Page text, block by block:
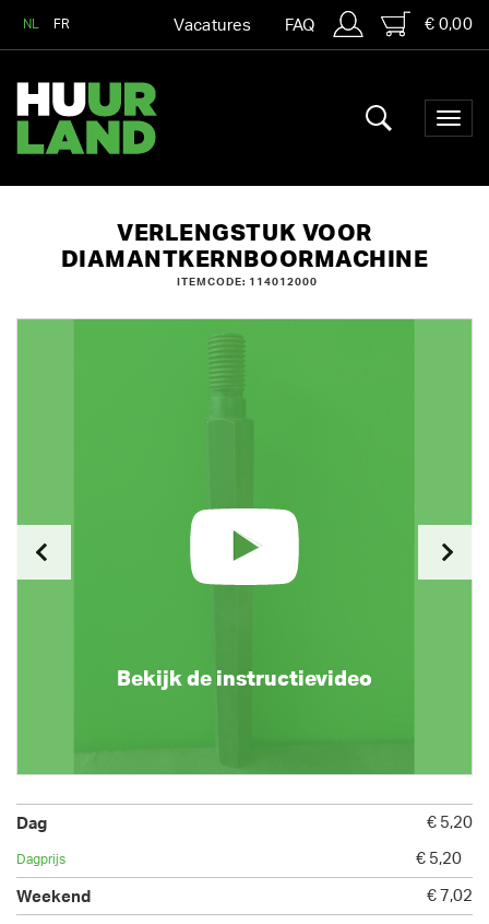
NL FR Vacatures FAQ € 0,00
VERLENGSTUK VOOR
DIAMANTKERNBOORMACHINE
ITEMCODE: 114012000
Bekijk de instructievideo
€ 5,20
€ 5,20
€ 7,02